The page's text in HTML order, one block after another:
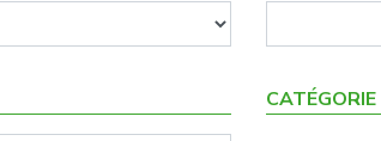
CATÉGORIE